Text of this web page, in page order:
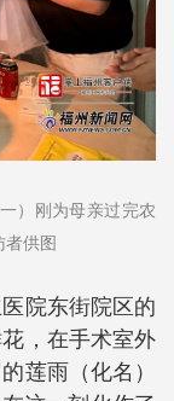
）刚为母亲过完农
者供图
院东街院区的
，在手术室外
莲雨（化名）